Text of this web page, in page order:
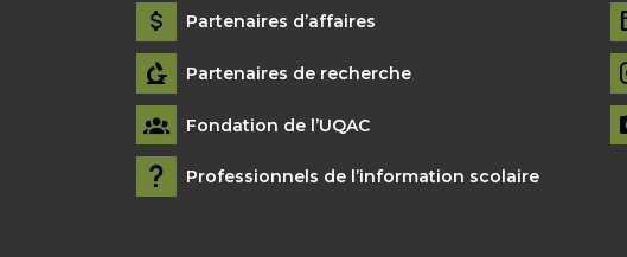
Partenaires d’affaires
Partenaires de recherche
Fondation de l’UQAC
Professionnels de l’information scolaire